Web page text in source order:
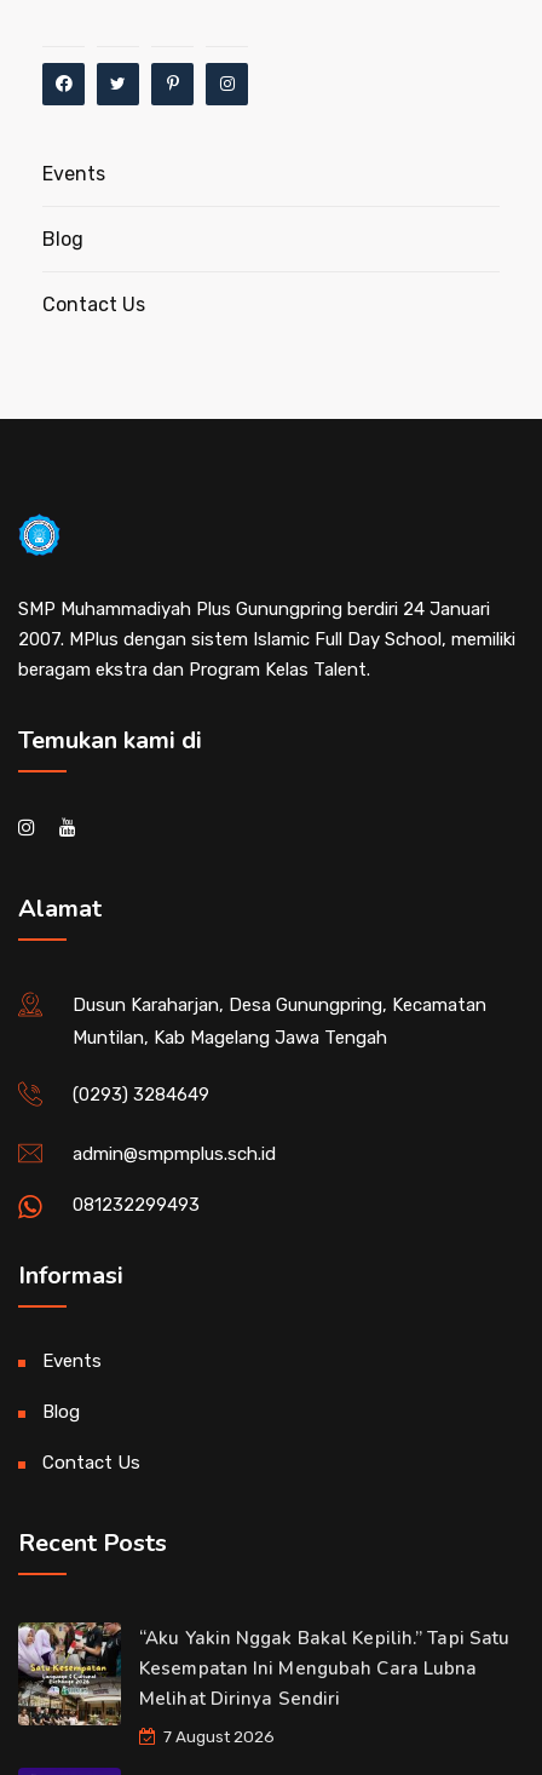
Events
Blog
Contact Us
SMP Muhammadiyah Plus Gunungpring berdiri 24 Januari
2007. MPlus dengan sistem Islamic Full Day School, memiliki
beragam ekstra dan Program Kelas Talent.
Temukan kami di
Alamat
Dusun Karaharjan, Desa Gunungpring, Kecamatan
Muntilan, Kab Magelang Jawa Tengah
(0293) 3284649
admin@smpmplus.sch.id
081232299493
Informasi
Events
Blog
Contact Us
Recent Posts
“Aku Yakin Nggak Bakal Kepilih.” Tapi Satu
Kesempatan Ini Mengubah Cara Lubna
Melihat Dirinya Sendiri
7 August 2026